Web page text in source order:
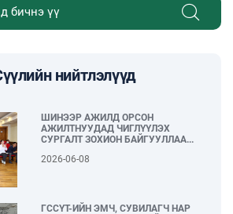
нийтлэлүүд
ШИНЭЭР АЖИЛД ОРСОН
АЖИЛТНУУДАД ЧИГЛҮҮЛЭХ
СУРГАЛТ ЗОХИОН БАЙГУУЛЛАА...
2026-06-08
ГССҮТ-ИЙН ЭМЧ, СУВИЛАГЧ НАР